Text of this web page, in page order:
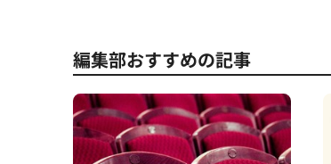
編集部おすすめの記事